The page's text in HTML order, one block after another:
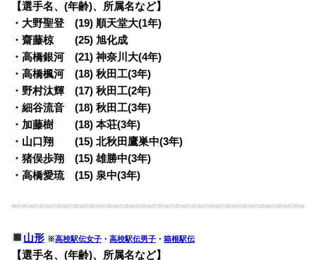
【選手名、(年齢)、所属名など】
・大野聖登 (19) 順天堂大(1年)
・齋藤椋 (25) 旭化成
・高橋銀河 (21) 神奈川大(4年)
・高橋楓河 (18) 秋田工(3年)
・野村汰輝 (17) 秋田工(2年)
・細谷流音 (18) 秋田工(3年)
・加藤樹 (18) 本荘(3年)
・山口翔 (15) 北秋田鷹巣中(3年)
・猪俣歩翔 (15) 雄勝中(3年)
・高橋愛琉 (15) 泉中(3年)
山形 ※高校駅伝女子 ・高校駅伝男子 ・箱根駅伝
【選手名、(年齢)、所属名など】